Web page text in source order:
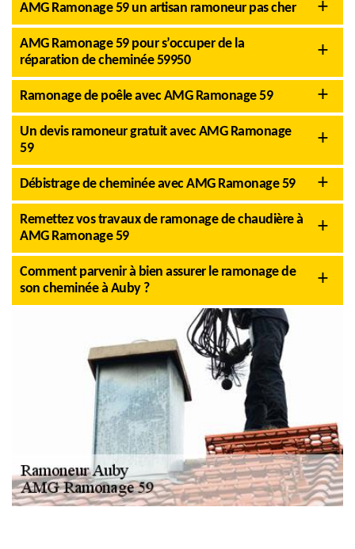
AMG Ramonage 59 un artisan ramoneur pas cher
AMG Ramonage 59 pour s’occuper de la
réparation de cheminée 59950
Ramonage de poêle avec AMG Ramonage 59
Un devis ramoneur gratuit avec AMG Ramonage
59
Débistrage de cheminée avec AMG Ramonage 59
Remettez vos travaux de ramonage de chaudière à
AMG Ramonage 59
Comment parvenir à bien assurer le ramonage de
son cheminée à Auby ?